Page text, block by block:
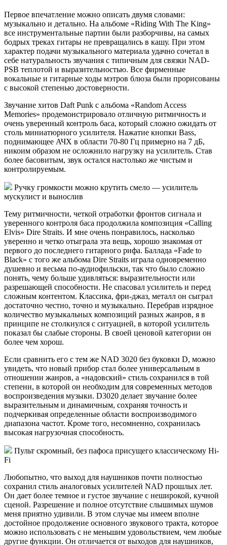
Первое впечатление можно описать двумя словами:
музыкально и детально. На альбоме «Riding With The King»
все инструментальные партии были разборчивы, на самых
бодрых треках гитары не превращались в кашу. При этом
характер подачи музыкального материала удачно сочетал в
себе натуральность звучания с типичным для связки NAD-
PSB теплотой и выразительностью. Все фирменные
вокальные и гитарные ходы мэтров блюза были прорисованы
с высокой степенью достоверности.
Звучание хитов Daft Punk с альбома «Random Access
Memories» продемонстрировало отличную ритмичность и
очень уверенный контроль баса, который сложно ожидать от
столь миниатюрного усилителя. Нажатие кнопки Bass,
поднимающее АЧХ в области 70-80 Гц примерно на 7 дБ,
никоим образом не осложнило нагрузку на усилитель. Став
более басовитым, звук остался настолько же чистым и
контролируемым.
Ручку громкости можно крутить смело — усилитель
мускулист и вынослив
Тему ритмичности, четкой отработки фронтов сигнала и
уверенного контроля баса продолжила композиция «Calling
Elvis» Dire Straits. И мне очень понравилось, насколько
уверенно и четко отыграла эта вещь, хорошо знакомая от
первого до последнего гитарного рифа. Баллада «Fade to
Black» с того же альбома Dire Straits играла одновременно
душевно и весьма по-аудиофильски, так что было сложно
понять, чему больше удивляться: выразительности или
разрешающей способности. Не спасовал усилитель и перед
сложным контентом. Классика, фри-джаз, металл он сыграл
достаточно честно, точно и музыкально. Перебрав изрядное
количество музыкальных композиций разных жанров, я в
принципе не столкнулся с ситуацией, в которой усилитель
показал бы слабые стороны. В своей ценовой категории он
более чем хорош.
Если сравнить его с тем же NAD 3020 без буковки D, можно
увидеть, что новый прибор стал более универсальным в
отношении жанров, а «надовский» стиль сохранился в той
степени, в которой он необходим для современных методов
воспроизведения музыки. D3020 делает звучание более
выразительным и динамичным, сохраняя точность и
подчеркивая определенные области воспроизводимого
диапазона частот. Кроме того, несомненно, сохранилась
высокая нагрузочная способность.
Пульт скромный, без пафоса присущего классическому Hi-
Fi
Любопытно, что выход для наушников почти полностью
сохранил стиль аналоговых усилителей NAD прошлых лет.
Он дает более темное и густое звучание с неширокой, кучной
сценой. Разрешение и полное отсутствие слышимых шумов
меня приятно удивили. В этом случае мы имеем вполне
достойное продолжение основного звукового тракта, которое
можно использовать с не меньшим удовольствием, чем любые
другие функции. Он отличается от выходов для наушников,